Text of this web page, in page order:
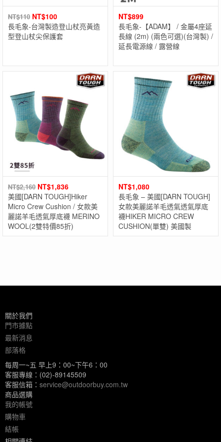
NT$110 NT$100
長毛象-台灣製造登山杖亮黃造
型登山杖尖保護套
NT$899
長毛象-【ADAM】 / 金屬4座延
長線 (2m) (兩色可選)(台灣製) /
延長電源線 / 露營線
NT$2,160 NT$1,836
美國[DARN TOUGH]Hiker
Micro Crew Cushion / 女款美
麗諾羊毛透氣厚底襪 MERINO
WOOL(2雙特價85折)
NT$1,080
長毛象 – 美國[DARN TOUGH]
女款美麗諾羊毛透氣透氣厚底
襪HIKER MICRO CREW
CUSHION(單雙) 美國製
關於我們
門市據點
最新消息
部落格
每周一~五 早上9：00~下午6：00
客服專線：(02)-89145509
客服信箱： service@outdoorbuy.com.tw
商品選購
我的帳號
購物車
結帳